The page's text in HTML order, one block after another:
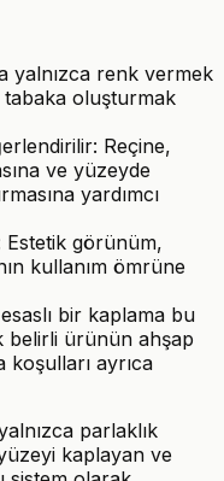
yalnızca renk vermek
oluşturmak
Reçine,
ve yüzeyde
yardımcı
Estetik görünüm,
kullanım ömrüne
esaslı bir kaplama bu
belirli ürünün ahşap
ayrıca
parlaklık
kaplayan ve